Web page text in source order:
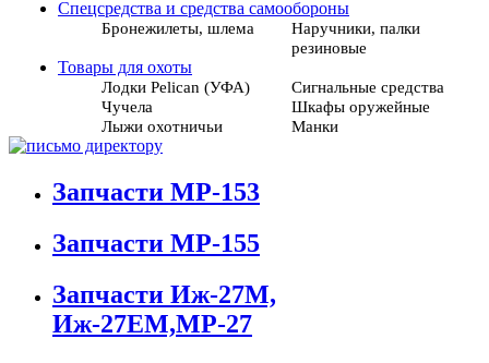
Спецсредства и средства самообороны
Бронежилеты, шлема
Наручники, палки
резиновые
Товары для охоты
Лодки Pelican (УФА)
Сигнальные средства
Чучела
Шкафы оружейные
Лыжи охотничьи
Манки
Запчасти МР-153
Запчасти МР-155
Запчасти Иж-27М,
Иж-27ЕМ,МР-27